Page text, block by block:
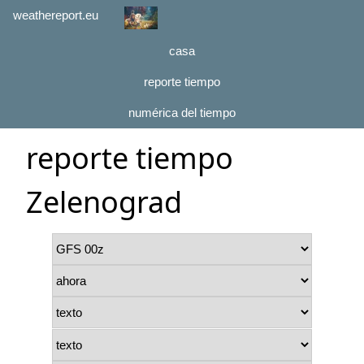
weathereport.eu
casa
reporte tiempo
numérica del tiempo
reporte tiempo
Zelenograd